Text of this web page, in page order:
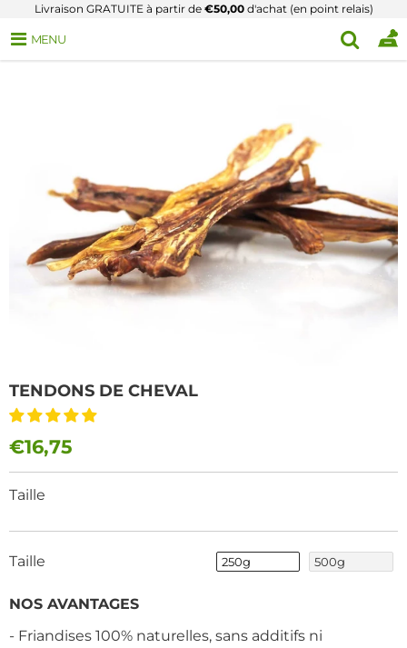
Livraison GRATUITE à partir de €50,00d'achat (en point relais)
MENU
TENDONS DE CHEVAL
€16,75
Taille
Taille 250g 500g
NOS AVANTAGES
- Friandises 100% naturelles, sans additifs ni